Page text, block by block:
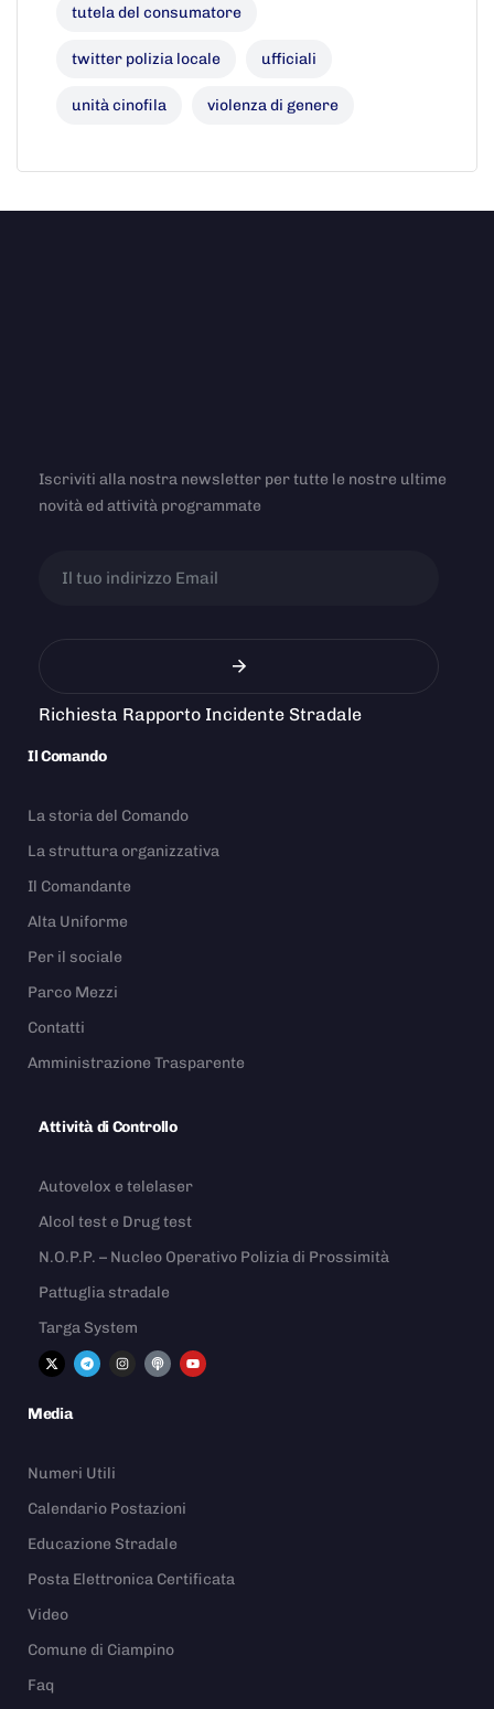
tutela del consumatore
twitter polizia locale ufficiali
unità cinofila violenza di genere
Iscriviti alla nostra newsletter per tutte le nostre ultime
novità ed attività programmate
Richiesta Rapporto Incidente Stradale
Il Comando
La storia del Comando
La struttura organizzativa
Il Comandante
Alta Uniforme
Per il sociale
Parco Mezzi
Contatti
Amministrazione Trasparente
Attività di Controllo
Autovelox e telelaser
Alcol test e Drug test
N.O.P.P. – Nucleo Operativo Polizia di Prossimità
Pattuglia stradale
Targa System
Media
Numeri Utili
Calendario Postazioni
Educazione Stradale
Posta Elettronica Certificata
Video
Comune di Ciampino
Faq